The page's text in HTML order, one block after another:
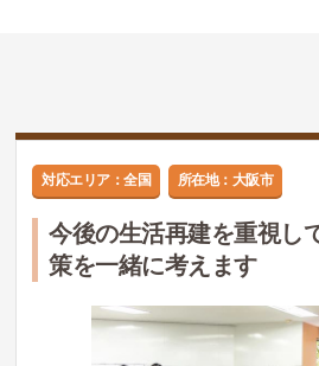
対応エリア：全国 所在地：大阪市
今後の生活再建を重視し
策を一緒に考えます